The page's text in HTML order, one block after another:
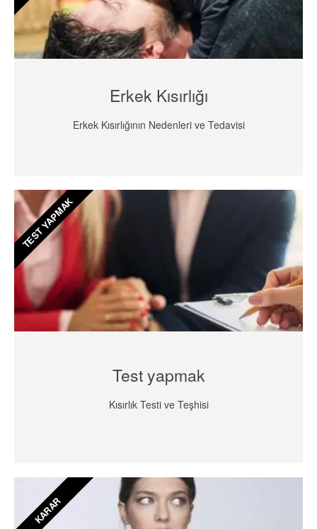
Erkek Kısırlığı
Erkek Kısırlığının Nedenleri ve Tedavisi
Test yapmak
Kısırlık Testi ve Teşhisi
TEST YAPMAK
KARAR